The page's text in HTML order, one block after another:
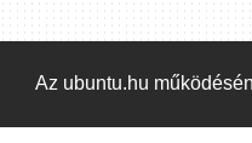
Az ubuntu.hu